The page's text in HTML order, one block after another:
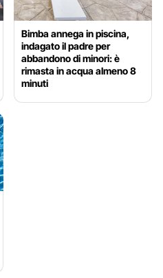
Bimba annega in piscina,
indagato il padre per
abbandono di minori: è
rimasta in acqua almeno 8
minuti